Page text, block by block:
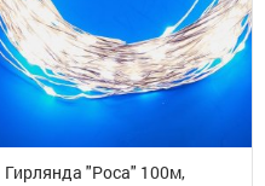
Гирлянда "Роса" 100м,